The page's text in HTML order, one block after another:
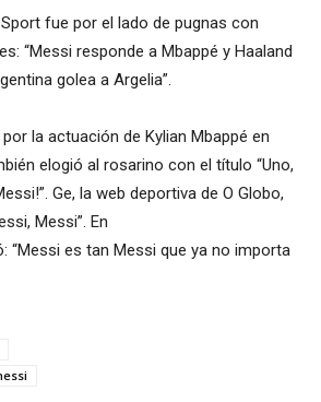
fue por el lado de pugnas con
“Messi responde a Mbappé y Haaland
golea a Argelia”.
por la actuación de Kylian Mbappé en
elogió al rosarino con el título “Uno,
Ge, la web deportiva de O Globo,
Messi”. En
“Messi es tan Messi que ya no importa